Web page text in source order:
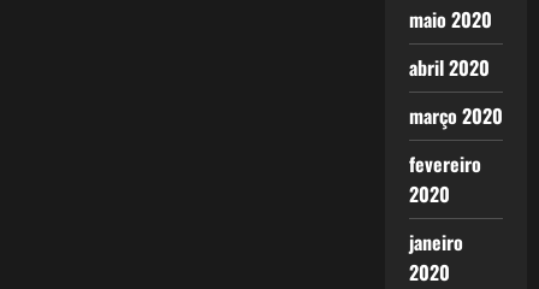
maio 2020
abril 2020
março 2020
fevereiro
2020
janeiro
2020